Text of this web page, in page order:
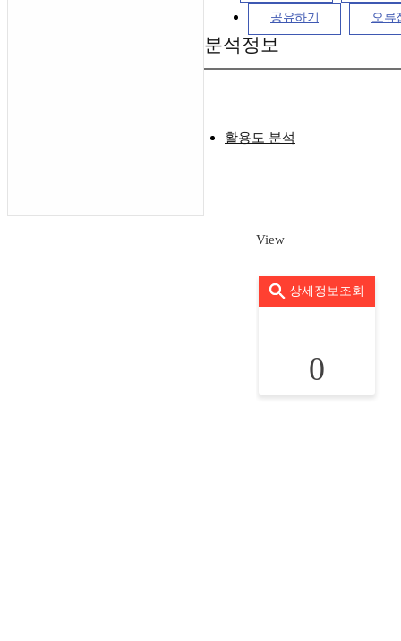
공유하기 오류
분석정보
활용도 분석
View
상세정보조회
0